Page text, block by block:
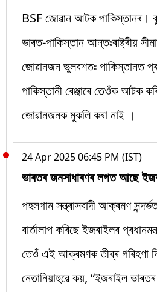
BSF জোৱান আটক পাকিস্তানৰ।
ভাৰত-পাকিস্তান আন্তঃৰাষ্ট্ৰীয়
জোৱানজন ভুলবশতঃ পাকিস্তানত
পাকিস্তানী ৰেঞ্জাৰে তেওঁক আটক
জোৱানজনক মুকলি কৰা নাই ।
24 Apr 2025 06:45 PM (IST)
ভাৰতৰ জনসাধাৰণৰ লগত আছে
পহলগাম সন্ত্ৰাসবাদী আক্ৰমণ
বাৰ্তালাপ কৰিছে ইজৰাইলৰ
তেওঁ এই আক্ৰমণক তীব্ৰ গৰিহণা
নেতানিয়াহুৱে কয়, “ইজৰাইল